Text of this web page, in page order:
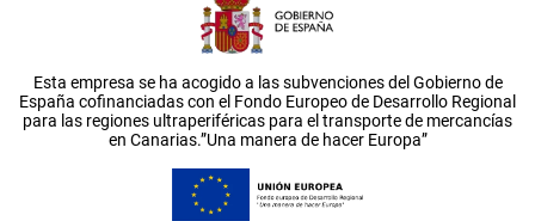
Esta empresa se ha acogido a las subvenciones del Gobierno de
España cofinanciadas con el Fondo Europeo de Desarrollo Regional
para las regiones ultraperiféricas para el transporte de mercancías
en Canarias.”Una manera de hacer Europa”